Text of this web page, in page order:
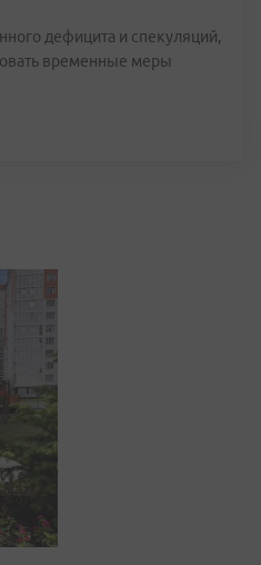
дефицита и спекуляций,
временные меры